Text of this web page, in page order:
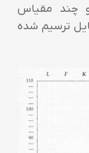
و چند مقیاس
ترسیم شده